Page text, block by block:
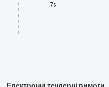
7s
Електронні тендерні вимоги